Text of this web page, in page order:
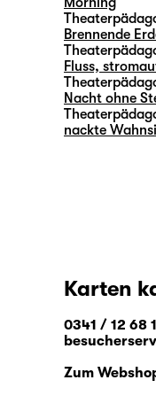
Brennende
Fluss,
Nacht ohne
nackte
Karten
0341 / 12 68
Zum